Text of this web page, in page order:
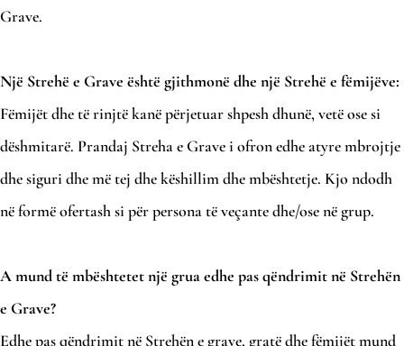
Grave.
Një Strehë e Grave është gjithmonë dhe një Strehë e fëmijëve:
Fëmijët dhe të rinjtë kanë përjetuar shpesh dhunë, vetë ose si
dëshmitarë. Prandaj Streha e Grave i ofron edhe atyre mbrojtje
dhe siguri dhe më tej dhe këshillim dhe mbështetje. Kjo ndodh
në formë ofertash si për persona të veçante dhe/ose në grup.
A mund të mbështetet një grua edhe pas qëndrimit në Strehën
e Grave?
Edhe pas qëndrimit në Strehën e grave, gratë dhe fëmijët mund